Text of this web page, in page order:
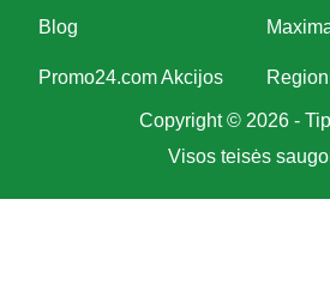
Blog
Promo24.com Akcijos
Copyright © 2026 -
Visos teisės